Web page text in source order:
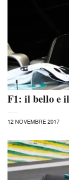
F1: il bello e
12 NOVEMBRE 2017